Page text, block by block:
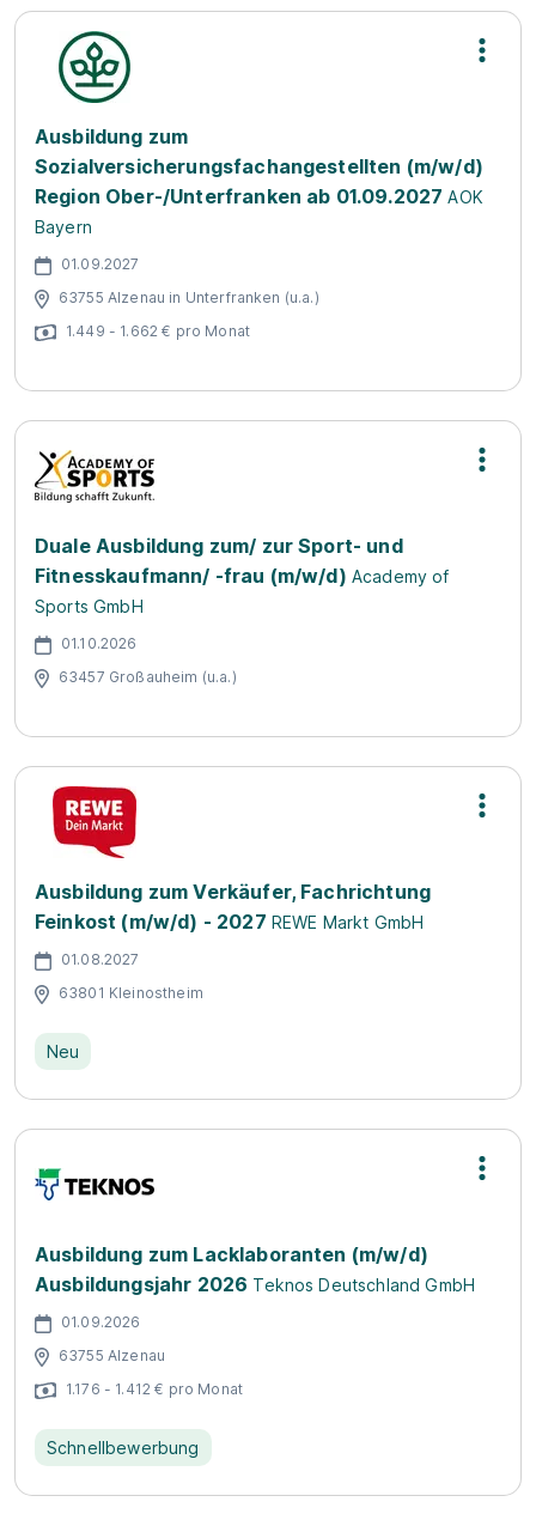
Ausbildung zum
Sozialversicherungsfachangestellten (m/w/d)
Region Ober-/Unterfranken ab 01.09.2027 AOK
Bayern
01.09.2027
63755 Alzenau in Unterfranken (u.a.)
1.449 - 1.662 € pro Monat
Duale Ausbildung zum/ zur Sport- und
Fitnesskaufmann/ -frau (m/w/d) Academy of
Sports GmbH
01.10.2026
63457 Großauheim (u.a.)
Ausbildung zum Verkäufer, Fachrichtung
Feinkost (m/w/d) - 2027 REWE Markt GmbH
01.08.2027
63801 Kleinostheim
Neu
Ausbildung zum Lacklaboranten (m/w/d)
Ausbildungsjahr 2026 Teknos Deutschland GmbH
01.09.2026
63755 Alzenau
1.176 - 1.412 € pro Monat
Schnellbewerbung